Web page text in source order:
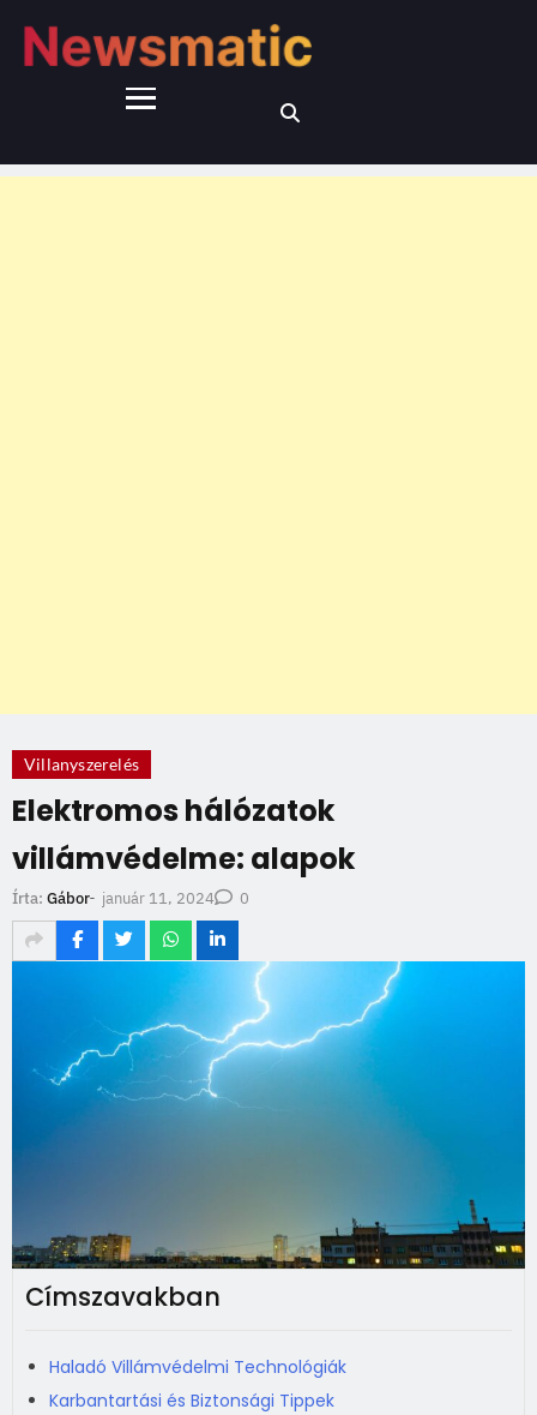
Villanyszerelés
Elektromos hálózatok
villámvédelme: alapok
Írta: Gábor- január 11, 2024 0
Címszavakban
Haladó Villámvédelmi Technológiák
Karbantartási és Biztonsági Tippek